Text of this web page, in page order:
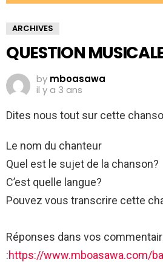
ARCHIVES
QUESTION
by mboasawa
il y a 3 ans
Dites nous tout sur cette
Le nom du chanteur
Quel est le sujet de la chanson?
C’est quelle langue?
Pouvez vous transcrire cette
Réponses dans vos
:https://www.mboasawa.com/